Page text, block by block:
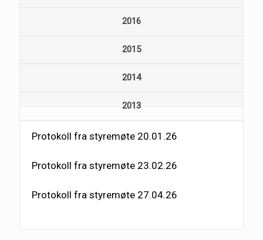
2016
2015
2014
2013
Protokoll fra styremøte 20.01.26
Protokoll fra styremøte 23.02.26
Protokoll fra styremøte 27.04.26